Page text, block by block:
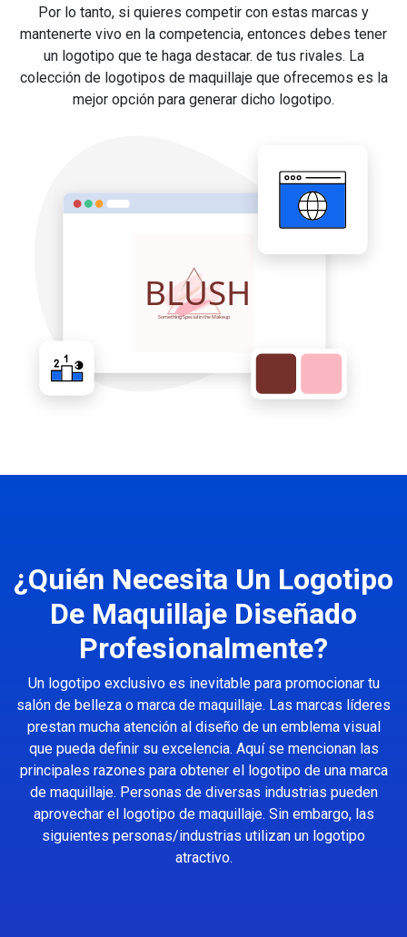
Por lo tanto, si quieres competir con estas marcas y
mantenerte vivo en la competencia, entonces debes tener
un logotipo que te haga destacar. de tus rivales. La
colección de logotipos de maquillaje que ofrecemos es la
mejor opción para generar dicho logotipo.
¿Quién Necesita Un Logotipo
De Maquillaje Diseñado
Profesionalmente?
Un logotipo exclusivo es inevitable para promocionar tu
salón de belleza o marca de maquillaje. Las marcas líderes
prestan mucha atención al diseño de un emblema visual
que pueda definir su excelencia. Aquí se mencionan las
principales razones para obtener el logotipo de una marca
de maquillaje. Personas de diversas industrias pueden
aprovechar el logotipo de maquillaje. Sin embargo, las
siguientes personas/industrias utilizan un logotipo
atractivo.